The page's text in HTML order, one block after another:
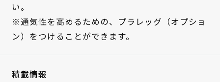
い。
※通気性を高めるための、プラレッグ（オプショ
ン）をつけることができます。
積載情報